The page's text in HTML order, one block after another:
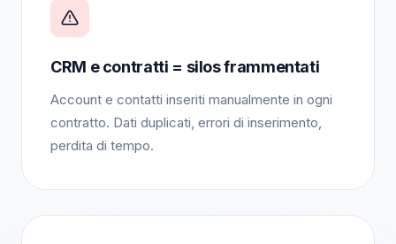
CRM e contratti = silos frammentati
Account e contatti inseriti manualmente in ogni
contratto. Dati duplicati, errori di inserimento,
perdita di tempo.